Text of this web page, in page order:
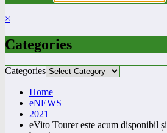
×
Categories
Categories
Home
eNEWS
2021
eVito Tourer este acum disponibil